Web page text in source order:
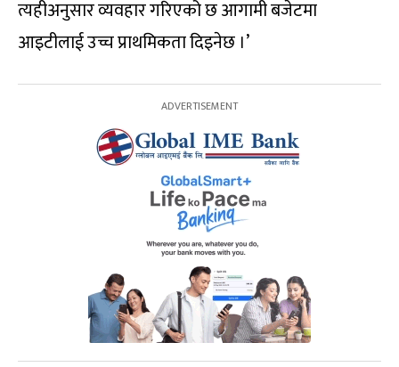
त्यहीअनुसार व्यवहार गरिएको छ आगामी बजेटमा
आइटीलाई उच्च प्राथमिकता दिइनेछ ।’